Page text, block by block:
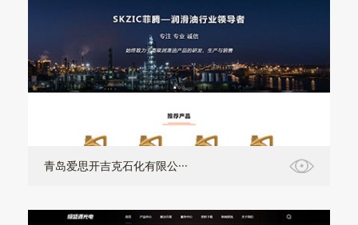
青岛爱思开吉克石化有限公···